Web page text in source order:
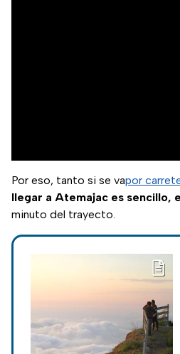
Por eso, tanto si se vapor
llegar a Atemajac es sencillo,
minuto del trayecto.